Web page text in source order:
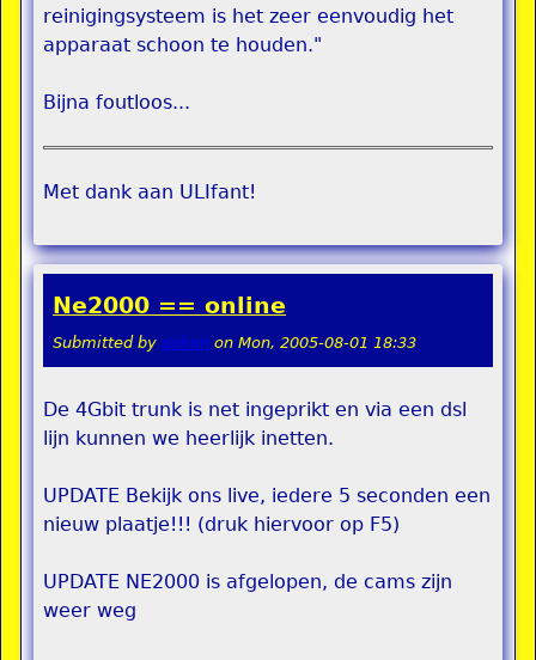
reinigingsysteem is het zeer eenvoudig het
apparaat schoon te houden."
Bijna foutloos...
Met dank aan ULIfant!
Ne2000 == online
Submitted by pokon on Mon, 2005-08-01 18:33
De 4Gbit trunk is net ingeprikt en via een dsl
lijn kunnen we heerlijk inetten.
UPDATE Bekijk ons live, iedere 5 seconden een
nieuw plaatje!!! (druk hiervoor op F5)
UPDATE NE2000 is afgelopen, de cams zijn
weer weg